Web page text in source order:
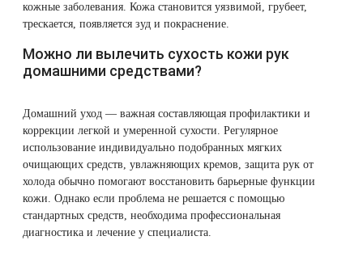
кожные заболевания. Кожа становится уязвимой, грубеет,
трескается, появляется зуд и покраснение.
Можно ли вылечить сухость кожи рук
домашними средствами?
Домашний уход — важная составляющая профилактики и
коррекции легкой и умеренной сухости. Регулярное
использование индивидуально подобранных мягких
очищающих средств, увлажняющих кремов, защита рук от
холода обычно помогают восстановить барьерные функции
кожи. Однако если проблема не решается с помощью
стандартных средств, необходима профессиональная
диагностика и лечение у специалиста.